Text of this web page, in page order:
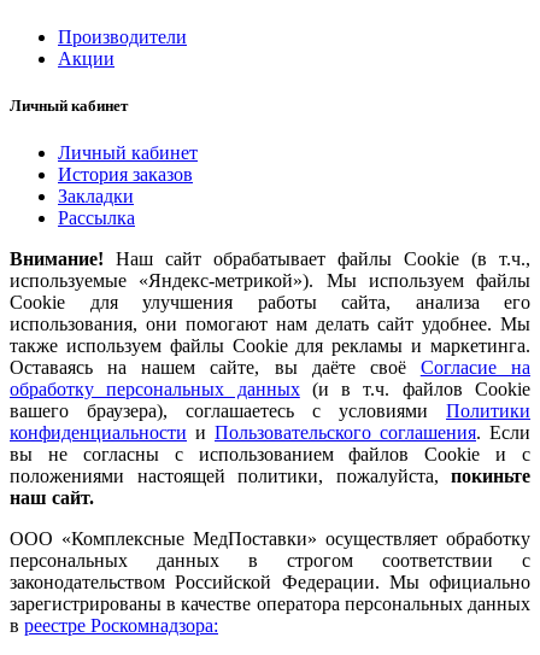
Производители
Акции
Личный кабинет
Личный кабинет
История заказов
Закладки
Рассылка
Внимание! Наш сайт обрабатывает файлы Cookie (в т.ч.,
используемые «Яндекс-метрикой»). Мы используем файлы
Cookie для улучшения работы сайта, анализа его
использования, они помогают нам делать сайт удобнее. Мы
также используем файлы Cookie для рекламы и маркетинга.
Оставаясь на нашем сайте, вы даёте своё Согласие на
обработку персональных данных(и в т.ч. файлов Cookie
вашего браузера), соглашаетесь с условиями Политики
конфиденциальности и Пользовательского соглашения. Если
вы не согласны с использованием файлов Cookie и с
положениями настоящей политики, пожалуйста, покиньте
наш сайт.
ООО «Комплексные МедПоставки» осуществляет обработку
персональных данных в строгом соответствии с
законодательством Российской Федерации. Мы официально
зарегистрированы в качестве оператора персональных данных
в реестре Роскомнадзора: